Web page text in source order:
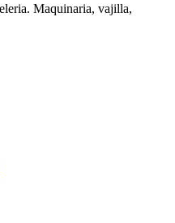
Maquinaria, vajilla,